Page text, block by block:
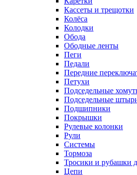
Кассеты и трещотки
Колёса
Колодки
Обода
Ободные ленты
Пеги
Педали
Передние
Петухи
Подседельные
Подседельные
Подшипники
Покрышки
Рулевые колонки
Рули
Системы
Тормоза
Тросики и рубашки
Цепи